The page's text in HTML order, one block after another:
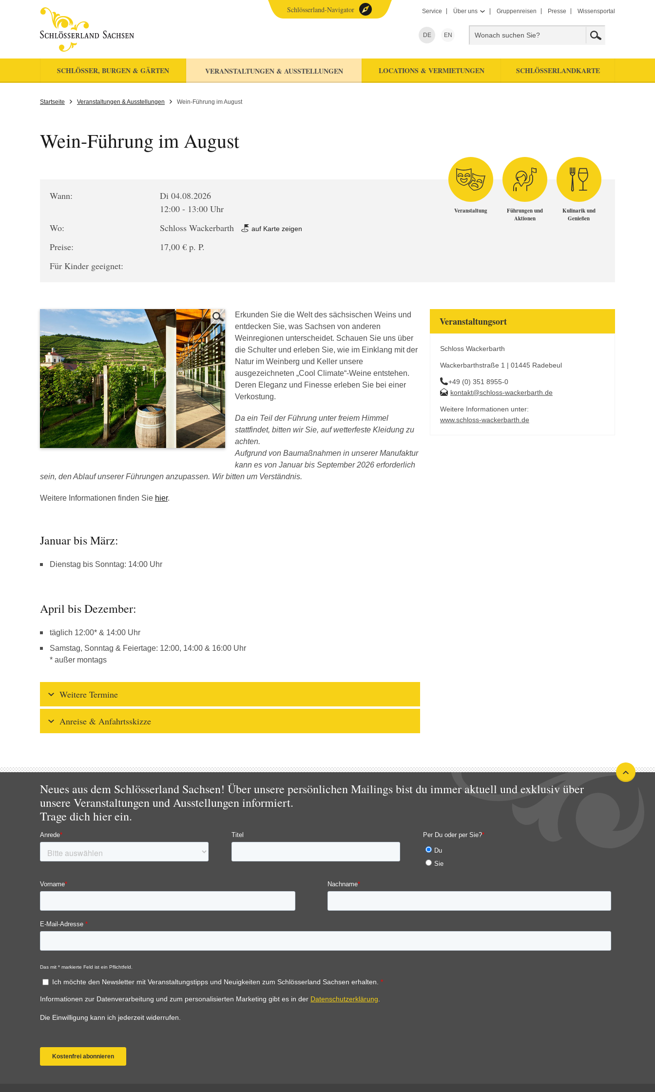
Service Über uns Gruppenreisen Presse Wissensportal
DE EN
SCHLÖSSER, BURGEN & GÄRTEN VERANSTALTUNGEN & AUSSTELLUNGEN LOCATIONS & VERMIETUNGEN SCHLÖSSERLANDKARTE
Schlösserland-Navigator
Startseite Veranstaltungen & Ausstellungen Wein-Führung im August
Wein-Führung im August
Wann:
Di 04.08.2026
12:00 - 13:00 Uhr
Wo:
Schloss Wackerbarth auf Karte zeigen
Preise:
17,00 € p. P.
Für Kinder geeignet:
Veranstaltung
Führungen und
Aktionen
Kulinarik und
Genießen
Erkunden Sie die Welt des sächsischen Weins und
entdecken Sie, was Sachsen von anderen
Weinregionen unterscheidet. Schauen Sie uns über
die Schulter und erleben Sie, wie im Einklang mit der
Natur im Weinberg und Keller unsere
ausgezeichneten „Cool Climate“-Weine entstehen.
Deren Eleganz und Finesse erleben Sie bei einer
Verkostung.
Da ein Teil der Führung unter freiem Himmel
stattfindet, bitten wir Sie, auf wetterfeste Kleidung zu
achten.
Aufgrund von Baumaßnahmen in unserer Manufaktur
kann es von Januar bis September 2026 erforderlich
sein, den Ablauf unserer Führungen anzupassen. Wir bitten um Verständnis.
Weitere Informationen finden Sie hier.
Januar bis März:
Dienstag bis Sonntag: 14:00 Uhr
April bis Dezember:
täglich 12:00* & 14:00 Uhr
Samstag, Sonntag & Feiertage: 12:00, 14:00 & 16:00 Uhr
* außer montags
Weitere Termine
Anreise & Anfahrtsskizze
Veranstaltungsort
Schloss Wackerbarth
Wackerbarthstraße 1 | 01445 Radebeul
+49 (0) 351 8955-0
kontakt@schloss-wackerbarth.de
Weitere Informationen unter:
www.schloss-wackerbarth.de
Neues aus dem Schlösserland Sachsen! Über unsere persönlichen Mailings bist du immer aktuell und exklusiv über
unsere Veranstaltungen und Ausstellungen informiert.
Trage dich hier ein.